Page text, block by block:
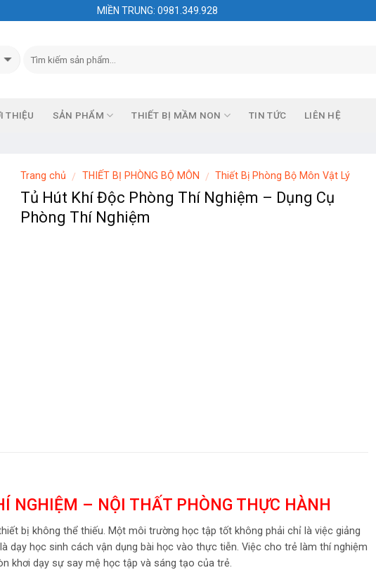
MIỀN TRUNG: 0981.349.928
THIỆU SẢN PHẨM THIẾT BỊ MẦM NON TIN TỨC LIÊN HỆ
Trang chủ / THIẾT BỊ PHÒNG BỘ MÔN / Thiết Bị Phòng Bộ Môn Vật Lý
Tủ Hút Khí Độc Phòng Thí Nghiệm – Dụng Cụ
Phòng Thí Nghiệm
NGHIỆM – NỘI THẤT PHÒNG THỰC HÀNH
bị không thể thiếu. Một môi trường học tập tốt không phải chỉ là việc giảng
dạy học sinh cách vận dụng bài học vào thực tiễn. Việc cho trẻ làm thí nghiệm
khơi dạy sự say mệ học tập và sáng tạo của trẻ.